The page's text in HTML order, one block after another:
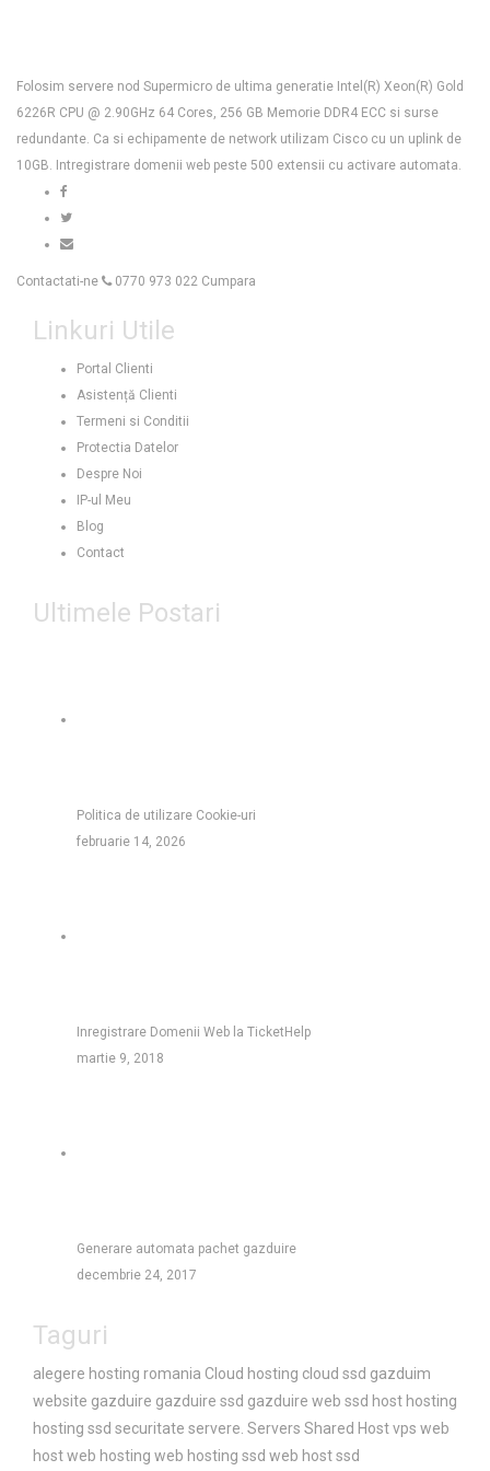
Folosim servere nod Supermicro de ultima generatie Intel(R) Xeon(R) Gold
6226R CPU @ 2.90GHz 64 Cores, 256 GB Memorie DDR4 ECC si surse
redundante. Ca si echipamente de network utilizam Cisco cu un uplink de
10GB. Intregistrare domenii web peste 500 extensii cu activare automata.
Contactati-ne 0770 973 022 Cumpara
Linkuri Utile
Portal Clienti
Asistență Clienti
Termeni si Conditii
Protectia Datelor
Despre Noi
IP-ul Meu
Blog
Contact
Ultimele Postari
Politica de utilizare Cookie-uri
februarie 14, 2026
Inregistrare Domenii Web la TicketHelp
martie 9, 2018
Generare automata pachet gazduire
decembrie 24, 2017
Taguri
alegere hosting romania Cloud hosting cloud ssd gazduim
website gazduire gazduire ssd gazduire web ssd host hosting
hosting ssd securitate servere. Servers Shared Hostvps web
hostweb hosting web hosting ssd web host ssd